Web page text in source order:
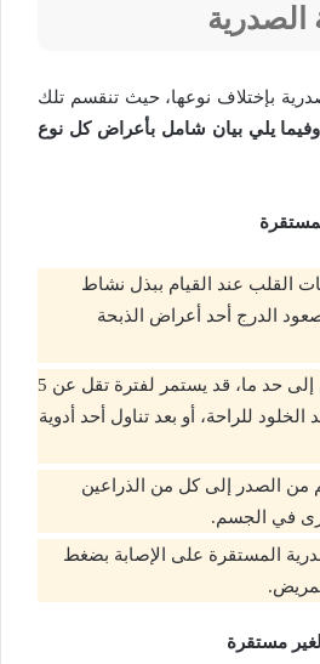
الصدرية
بإختلاف نوعها، حيث تنقسم تلك
وفيما يلي بيان شامل بأعراض كل نوع
القلب عند القيام ببذل نشاط
الدرج أحد أعراض الذبحة
الشعور بألم محتمل إلى حد ما، قد يستمر لفترة تقل عن 5
للراحة، أو بعد تناول أحد أدوية
من الصدر إلى كل من الذراعين
في الجسم.
المستقرة على الإصابة بضغط
مستقرة